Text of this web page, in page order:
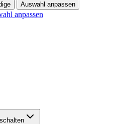
Auswahl anpassen
anpassen